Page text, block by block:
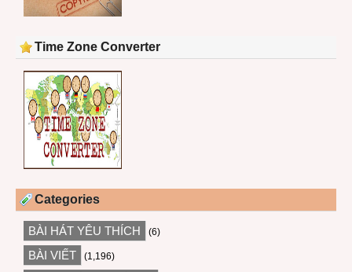
Time Zone Converter
Categories
BÀI HÁT YÊU THÍCH (6)
BÀI VIẾT (1,196)